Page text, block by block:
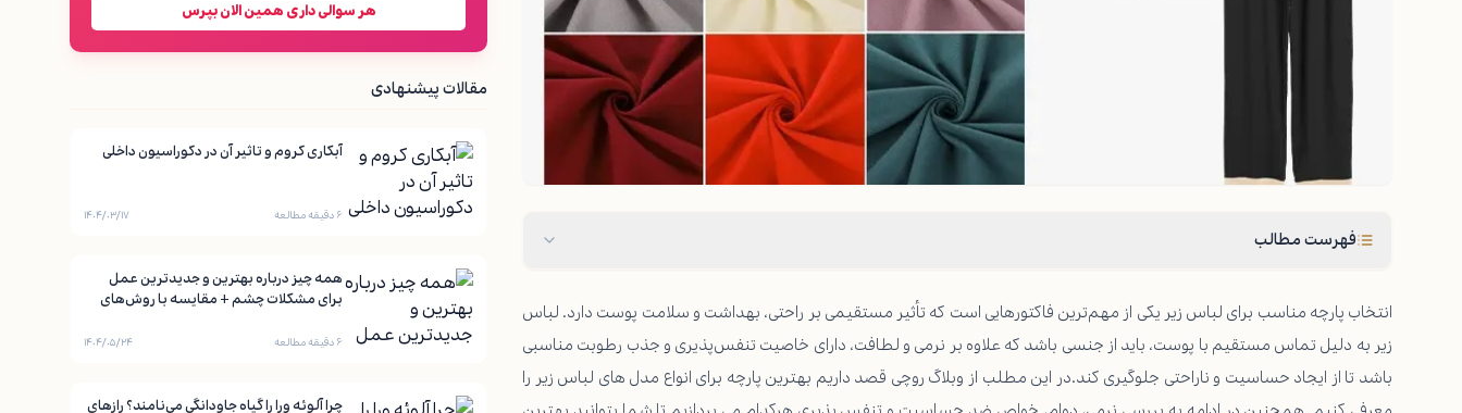
فهرست مطالب
انتخاب پارچه مناسب برای لباس زیر یکی از مهم‌ترین فاکتورهایی است که تأثیر مستقیمی بر راحتی، بهداشت و سلامت پوست دارد. لباس
زیر به دلیل تماس مستقیم با پوست، باید از جنسی باشد که علاوه بر نرمی و لطافت، دارای خاصیت تنفس‌پذیری و جذب رطوبت مناسبی
باشد تا از ایجاد حساسیت و ناراحتی جلوگیری کند.در این مطلب از وبلاگ روچی قصد داریم بهترین پارچه برای انواع مدل های لباس زیر را
هر سوالی داری همین الان بپرس
مقالات پیشنهادی
آبکاری کروم و تاثیر آن در دکوراسیون داخلی
۶ دقیقه مطالعه ۱۴۰۴/۰۳/۱۷
همه چیز درباره بهترین و جدیدترین عمل
برای مشکلات چشم + مقایسه با روش‌های
۶ دقیقه مطالعه ۱۴۰۴/۰۵/۲۴
چرا آلوئه ورا را گیاه جاودانگی می‌نامند؟ رازهای